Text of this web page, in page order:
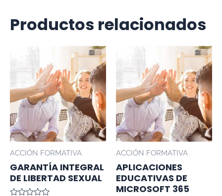
Productos relacionados
ACCIÓN FORMATIVA
GARANTÍA INTEGRAL
DE LIBERTAD SEXUAL
ACCIÓN FORMATIVA
APLICACIONES
EDUCATIVAS DE
MICROSOFT 365